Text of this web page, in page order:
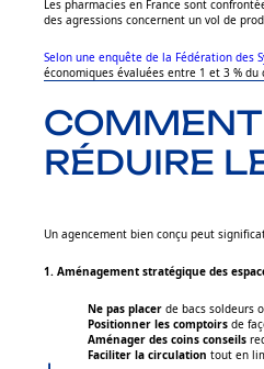
Les pharmacies en France sont
des agressions concernent un vol de
Selon une enquête de la Fédération des
économiques évaluées entre 1 et 3 %
COMMENT
RÉDUIRE
Un agencement bien conçu peut
1. Aménagement stratégique des
Ne pas placer de bacs soldeurs
Positionner les comptoirs de
Aménager des coins conseils
Faciliter la circulation tout en